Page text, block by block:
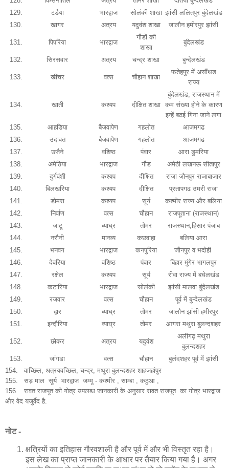
129.
टडैया भारद्वाज सोलंकी शाखा झांसी ललितपुर बुंदेलखंड
130.
खागर अत्रय यदुवंश शाखा जालौन हमीरपुर झांसी
131. पिपरिया भारद्वाज
गौडों की
शाखा
बुंदेलखंड
132. सिरसवार अत्रय चन्द्र शाखा बुन्देलखंड
133. खींचर वत्स चौहान शाखा
फतेहपुर में असौंथड
राज्य
134. खाती कश्यप दीक्षित शाखा
बुंदेलखंड, राजस्थान में
कम संख्या होने के कारण
इन्हें बढई गिना जाने लगा
135.
आहडिया बैजवापेण गहलोत
आजमगढ
136.
उदावत बैजवापेण गहलोत
आजमगढ
137.
उजैने वशिष्ठ पंवार
आरा डुमरिया
138.
अमेठिया भारद्वाज गौड
अमेठी लखनऊ सीतापुर
139.
दुर्गवंशी कश्यप दीक्षित
राजा जौनपुर राजाबाजार
140.
बिलखरिया कश्यप दीक्षित
प्रतापगढ उमरी राजा
141.
डोमरा कश्यप सूर्य
कश्मीर राज्य और बलिया
142.
निर्वाण वत्स चौहान
राजपूताना (राजस्थान)
143.
जाटू व्याघ्र तोमर
राजस्थान,हिसार पंजाब
144.
नरौनी मानव्य कछवाहा
बलिया आरा
145.
भनवग भारद्वाज कनपुरिया
जौनपुर व भदोही
146.
देवरिया वशिष्ठ पंवार
बिहार मुंगेर भागलपुर
147.
रक्षेल कश्यप सूर्य
रीवा राज्य में बघेलखंड
148.
कटारिया भारद्वाज सोलंकी
झांसी मालवा बुंदेलखंड
149.
रजवार वत्स चौहान
पूर्व में बुन्देलखंड
150.
द्वार व्याघ्र तोमर
जालौन झांसी हमीरपुर
151.
इन्दौरिया व्याघ्र तोमर आगरा मथुरा बुलन्दशहर
152. छोकर अत्रय यदुवंश
अलीगढ़ मथुरा
बुलन्दशहर
153.
जांगडा वत्स चौहान
बुलंदशहर पूर्व में झांसी
154. वाच्छिल, अत्रयवच्छिल, चन्द्र, मथुरा बुलन्दशहर शाहजहांपुर
155. सड़ माल सूर्य भारद्वाज जम्मू - कश्मीर , साम्बा , कठुआ ,
156. रावत राजपूत की गोत्र उपलब्ध जानकारी के अनुसार रावत राजपूत का गोत्र भारद्वाज
और वेद यजुर्वेद है.
नोट -
क्षत्रियों का इतिहास गौरवशाली है और पूर्व में और भी विस्तृत रहा है।
इस लेख का प्राप्त जानकारी के आधार पर तैयार किया गया है। अगर